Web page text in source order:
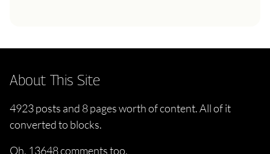
About This Site
4923 posts and 8 pages worth of content. All of it
converted to blocks.
Oh, 13648 comments too.